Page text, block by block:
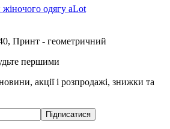
жіночого одягу aLot
Принт - геометричний
першими
акції і розпродажі, знижки та
Підписатися